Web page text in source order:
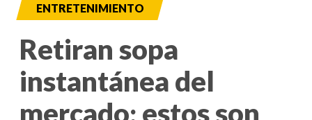
ENTRETENIMIENTO
Retiran sopa
instantánea del
mercado; estos son